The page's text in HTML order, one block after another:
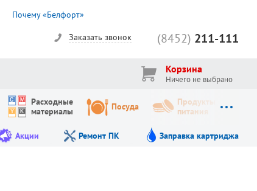
Почему «Белфорт»
(8452) 211-111
Заказать звонок
Корзина
Ничего не выбрано
Расходные
материалы
Посуда
Продукты
питания
Акции Ремонт ПК Заправка картриджа